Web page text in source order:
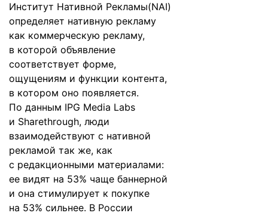
Институт Нативной Рекламы(NAI)
определяет нативную рекламу
как коммерческую рекламу,
в которой объявление
соответствует форме,
ощущениям и функции контента,
в котором оно появляется.
По данным IPG Media Labs
и Sharethrough, люди
взаимодействуют с нативной
рекламой так же, как
с редакционными материалами:
ее видят на 53% чаще баннерной
и она стимулирует к покупке
на 53% сильнее. В России